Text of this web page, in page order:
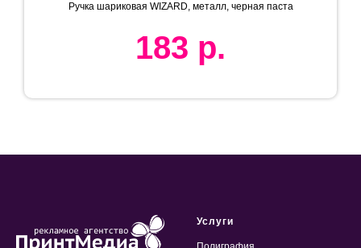
Ручка шариковая WIZARD, металл, черная паста
183 р.
Услуги